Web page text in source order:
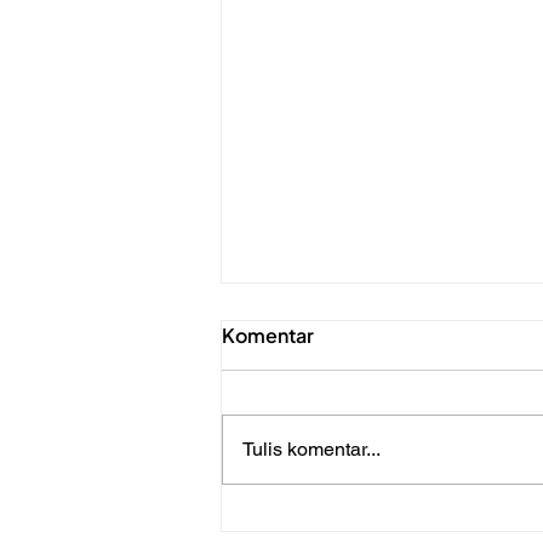
Komentar
Tulis komentar...